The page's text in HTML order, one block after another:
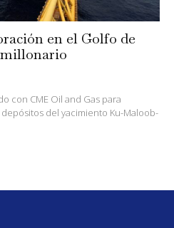
en el Golfo de
con CME Oil and Gas para
del yacimiento Ku-Maloob-